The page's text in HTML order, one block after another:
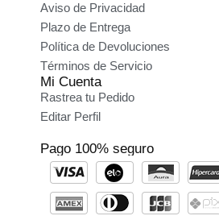
Aviso de Privacidad
Plazo de Entrega
Política de Devoluciones
Términos de Servicio
Mi Cuenta
Rastrea tu Pedido
Editar Perfil
Pago 100% seguro